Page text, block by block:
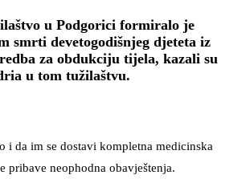
u Podgorici formiralo je
smrti devetogodišnjeg djeteta iz
za obdukciju tijela, kazali su
u tom tužilaštvu.
i da im se dostavi kompletna medicinska
pribave neophodna obavještenja.